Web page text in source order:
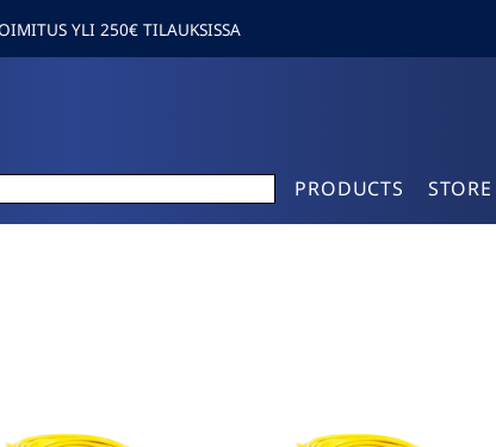
YLI 250€ TILAUKSISSA
PRODUCTS STORE